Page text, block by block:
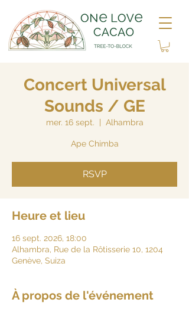
Concert Universal
Sounds / GE
mer. 16 sept. Alhambra
Ape Chimba
RSVP
Heure et lieu
16 sept. 2026, 18:00
Alhambra, Rue de la Rôtisserie 10, 1204
Genève, Suiza
À propos de l'événement